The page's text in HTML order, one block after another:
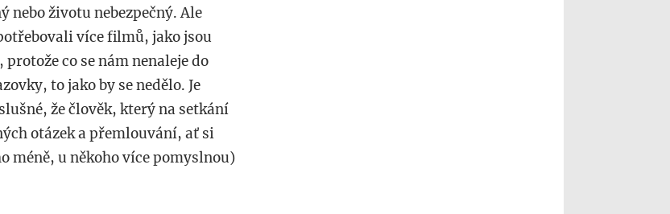
nebo životu nebezpečný. Ale
více filmů, jako jsou
, protože co se nám nenaleje do
to jako by se nedělo. Je
že člověk, který na setkání
otázek a přemlouvání, ať si
méně, u někoho více pomyslnou)